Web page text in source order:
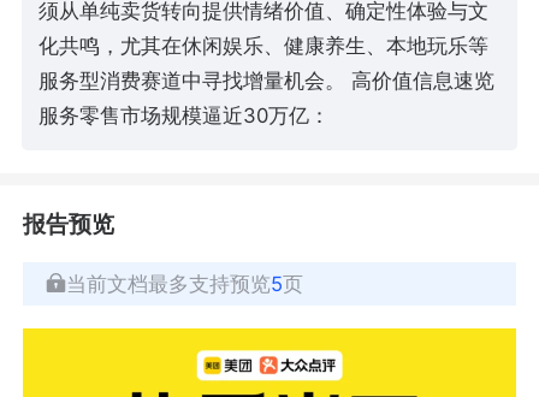
须从单纯卖货转向提供情绪价值、确定性体验与文
化共鸣，尤其在休闲娱乐、健康养生、本地玩乐等
服务型消费赛道中寻找增量机会。 高价值信息速览
服务零售市场规模逼近30万亿：
报告预览
当前文档最多支持预览5页